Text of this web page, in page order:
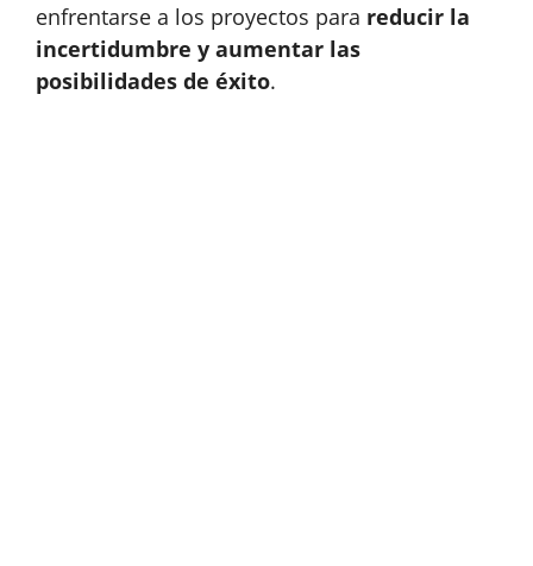
enfrentarse a los proyectos para reducir la
incertidumbre y aumentar las
posibilidades de éxito.